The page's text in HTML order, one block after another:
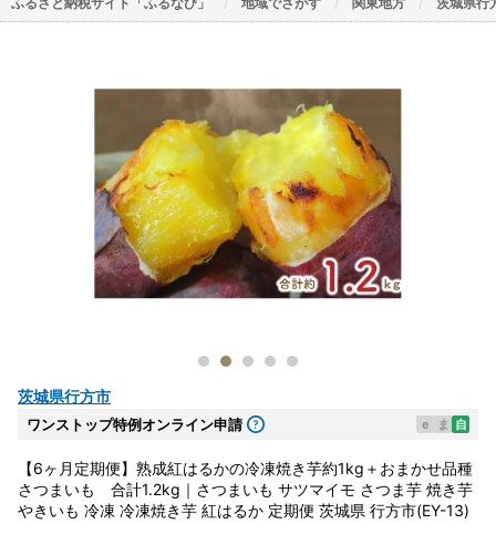
茨城県行方市
ワンストップ特例オンライン申請 e ま 自
【6ヶ月定期便】熟成紅はるかの冷凍焼き芋約1kg＋おまかせ品種
さつまいも 合計1.2kg｜さつまいも サツマイモ さつま芋 焼き芋
やきいも 冷凍 冷凍焼き芋 紅はるか 定期便 茨城県 行方市(EY-13)